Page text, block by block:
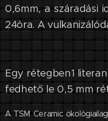
0,6mm, a száradási
24óra. A
Egy rétegben1
fedhető le 0,5 mm
A TSM Ceramic